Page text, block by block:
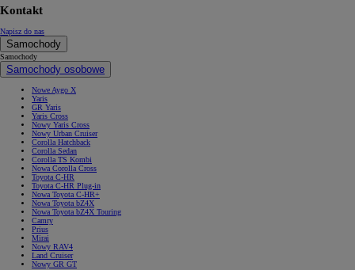
Kontakt
Napisz do nas
Samochody
Samochody
Samochody osobowe
Nowe Aygo X
Yaris
GR Yaris
Yaris Cross
Nowy Yaris Cross
Nowy Urban Cruiser
Corolla Hatchback
Corolla Sedan
Corolla TS Kombi
Nowa Corolla Cross
Toyota C-HR
Toyota C-HR Plug-in
Nowa Toyota C-HR+
Nowa Toyota bZ4X
Nowa Toyota bZ4X Touring
Camry
Prius
Mirai
Nowy RAV4
Land Cruiser
Nowy GR GT